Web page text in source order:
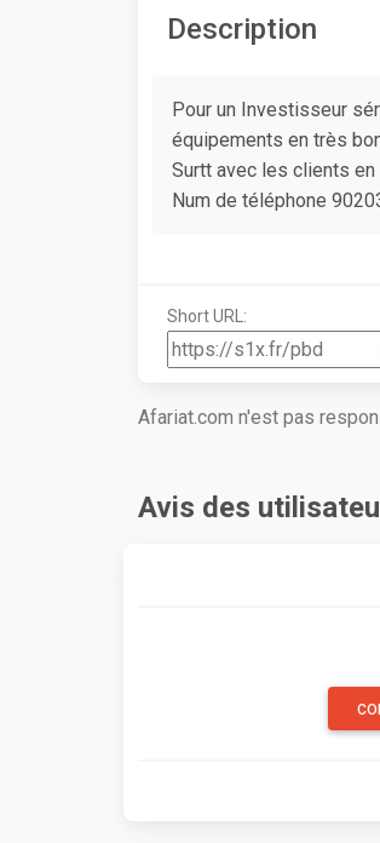
Description
Pour un Investisseur
équipements en très
Surtt avec les clients
Num de téléphone
Short URL:
Afariat.com n'est pas
Avis des